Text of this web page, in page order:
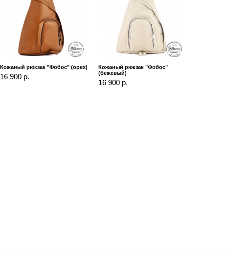
Кожаный рюкзак "Фобос" (орех)
16 900 р.
Кожаный рюкзак "Фобос"
(бежевый)
16 900 р.